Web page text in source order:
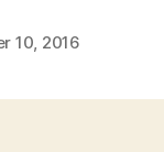
10, 2016